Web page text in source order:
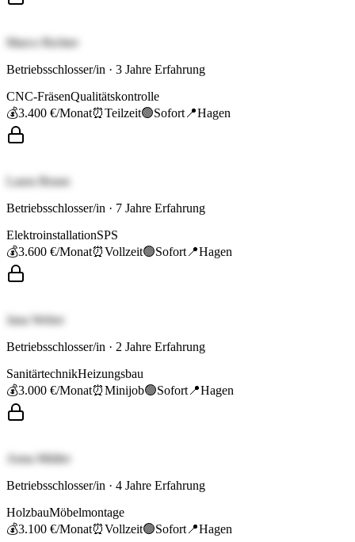
Marco Richter
Betriebsschlosser/in · 3 Jahre Erfahrung
CNC-FräsenQualitätskontrolle
💰3.400 €/Monat⏰Teilzeit🟢Sofort 📍Hagen
Laura Braun
Betriebsschlosser/in · 7 Jahre Erfahrung
ElektroinstallationSPS
💰3.600 €/Monat⏰Vollzeit🟢Sofort 📍Hagen
Jana Weber
Betriebsschlosser/in · 2 Jahre Erfahrung
SanitärtechnikHeizungsbau
💰3.000 €/Monat⏰Minijob🟢Sofort 📍Hagen
Anna Müller
Betriebsschlosser/in · 4 Jahre Erfahrung
HolzbauMöbelmontage
💰3.100 €/Monat⏰Vollzeit🟢Sofort 📍Hagen